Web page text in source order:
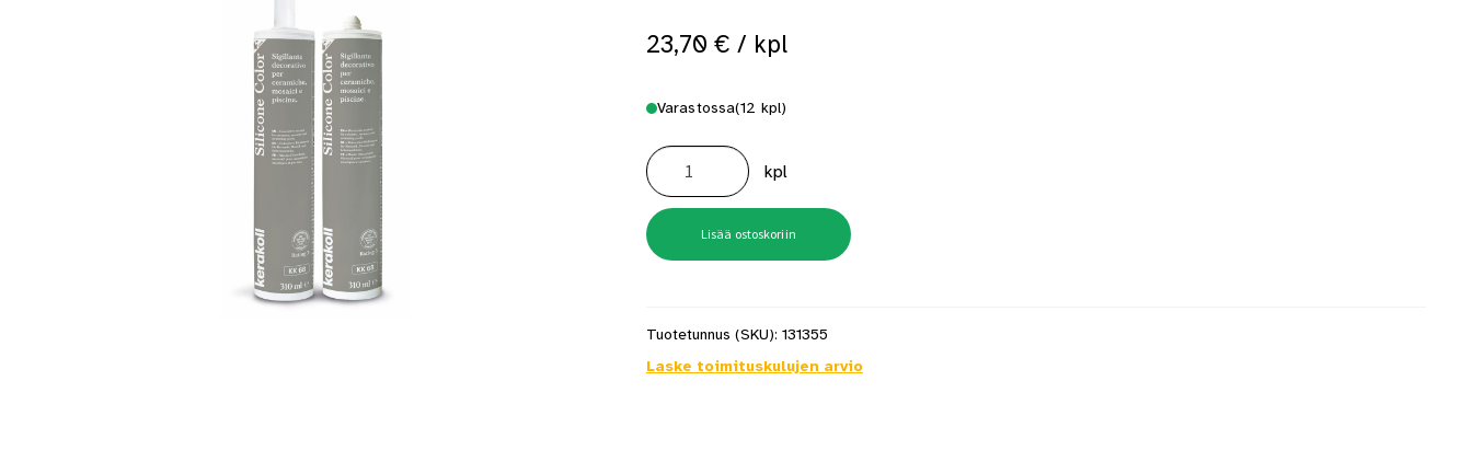
23,70 € / kpl
Varastossa(12 kpl)
Kerakoll
Silicone
Color
saumausmassa
KK68
310
ml
määrä
kpl
Lisää ostoskoriin
Tuotetunnus (SKU): 131355
Laske toimituskulujen arvio